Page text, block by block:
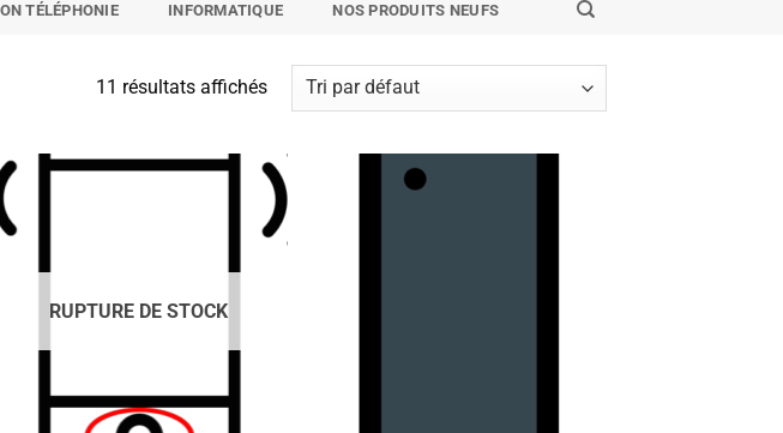
TÉLÉPHONIE INFORMATIQUE NOS PRODUITS NEUFS
11 résultats affichés
RUPTURE DE STOCK